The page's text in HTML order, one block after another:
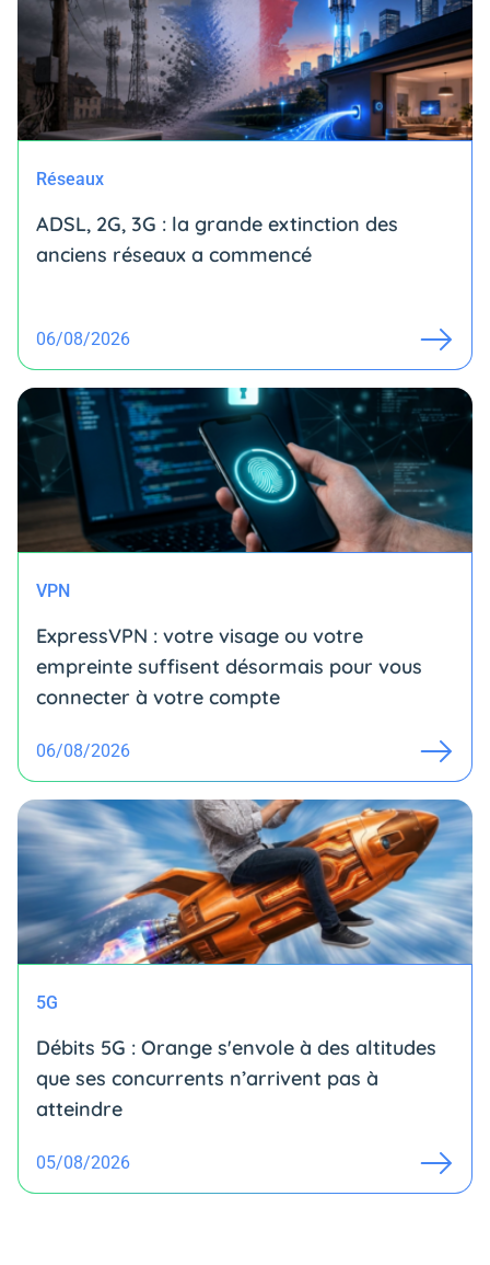
Réseaux
ADSL, 2G, 3G : la grande extinction des
anciens réseaux a commencé
06/08/2026
VPN
ExpressVPN : votre visage ou votre
empreinte suffisent désormais pour vous
connecter à votre compte
06/08/2026
5G
Débits 5G : Orange s'envole à des altitudes
que ses concurrents n’arrivent pas à
atteindre
05/08/2026